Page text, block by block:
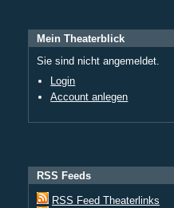
Mein Theaterblick
Sie sind nicht angemeldet.
Login
Account anlegen
RSS Feeds
RSS Feed Theaterlinks